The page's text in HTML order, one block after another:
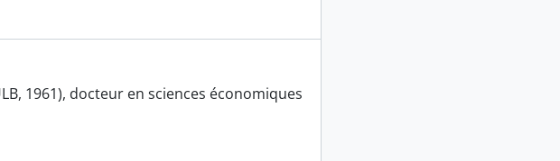
1961), docteur en sciences économiques